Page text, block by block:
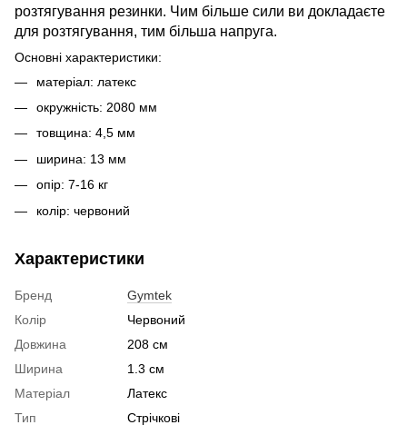
розтягування резинки. Чим більше сили ви докладаєте
для розтягування, тим більша напруга.
Основні характеристики:
матеріал: латекс
окружність: 2080 мм
товщина: 4,5 мм
ширина: 13 мм
опір: 7-16 кг
колір: червоний
Характеристики
Бренд
Gymtek
Колір
Червоний
Довжина
208 см
Ширина
1.3 см
Матеріал
Латекс
Тип
Стрічкові